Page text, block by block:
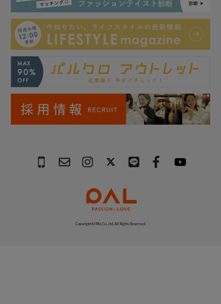
Copyright © PAL Co.,ltd. All Rights Reserved.